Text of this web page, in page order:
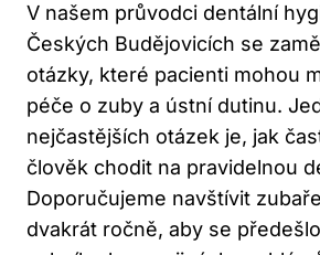
V našem průvodci dentální
Českých Budějovicích se
otázky, které pacienti mohou
péče o zuby a ústní dutinu.
nejčastějších otázek je, jak
člověk chodit na pravidelnou
Doporučujeme navštívit
dvakrát ročně, aby se